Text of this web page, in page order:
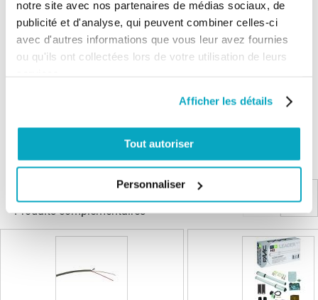
notre site avec nos partenaires de médias sociaux, de
publicité et d'analyse, qui peuvent combiner celles-ci
avec d'autres informations que vous leur avez fournies
ou qu'ils ont collectées lors de votre utilisation de leurs
Afficher les détails
Tout autoriser
Personnaliser
5/5
Bon produit
Connectez vous pour poser votre question
Produits complémentaires